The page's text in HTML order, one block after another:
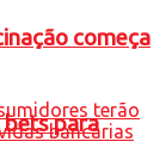
bets para
começa